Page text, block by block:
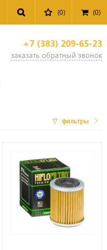
(0) (0)
+7 (383) 209-65-23
заказать обратный звонок
фильтры